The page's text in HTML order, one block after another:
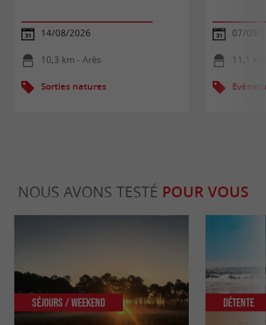
14/08/2026
10,3 km - Arès
Sorties natures
07/09/
11,1
NOUS AVONS TESTÉ POUR VOUS
Séjours / Weekend Détente